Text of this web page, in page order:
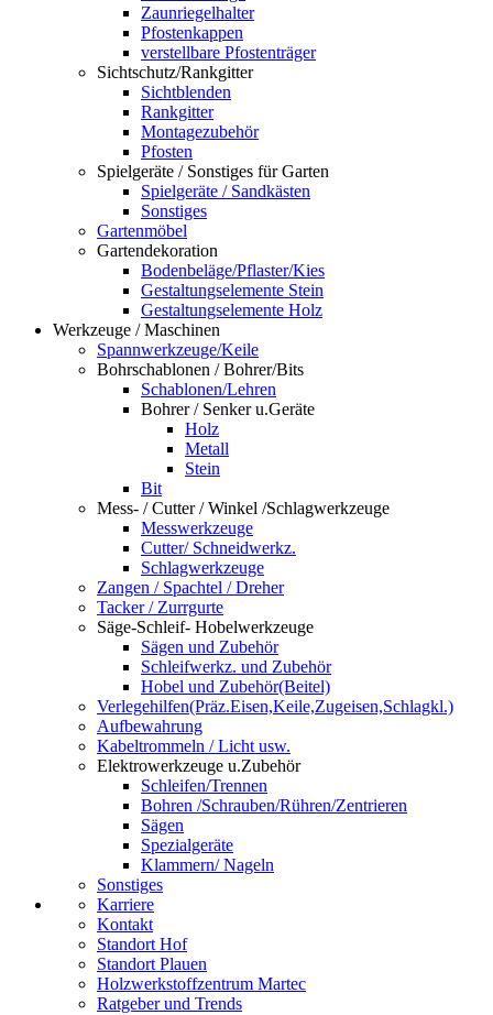
Zaunriegelhalter
Pfostenkappen
verstellbare Pfostenträger
Sichtschutz/Rankgitter
Sichtblenden
Rankgitter
Montagezubehör
Pfosten
Spielgeräte / Sonstiges für Garten
Spielgeräte / Sandkästen
Sonstiges
Gartenmöbel
Gartendekoration
Bodenbeläge/Pflaster/Kies
Gestaltungselemente Stein
Gestaltungselemente Holz
Werkzeuge / Maschinen
Spannwerkzeuge/Keile
Bohrschablonen / Bohrer/Bits
Schablonen/Lehren
Bohrer / Senker u.Geräte
Holz
Metall
Stein
Bit
Mess- / Cutter / Winkel /Schlagwerkzeuge
Messwerkzeuge
Cutter/ Schneidwerkz.
Schlagwerkzeuge
Zangen / Spachtel / Dreher
Tacker / Zurrgurte
Säge-Schleif- Hobelwerkzeuge
Sägen und Zubehör
Schleifwerkz. und Zubehör
Hobel und Zubehör(Beitel)
Verlegehilfen(Präz.Eisen,Keile,Zugeisen,Schlagkl.)
Aufbewahrung
Kabeltrommeln / Licht usw.
Elektrowerkzeuge u.Zubehör
Schleifen/Trennen
Bohren /Schrauben/Rühren/Zentrieren
Sägen
Spezialgeräte
Klammern/ Nageln
Sonstiges
Karriere
Kontakt
Standort Hof
Standort Plauen
Holzwerkstoffzentrum Martec
Ratgeber und Trends